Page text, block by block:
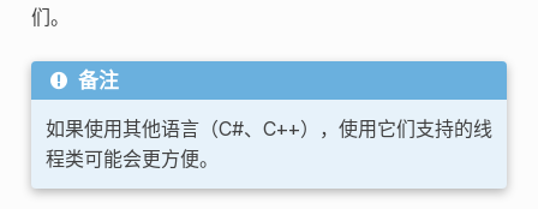
们。
备注
如果使用其他语言（C#、C++），使用它们支持的线
程类可能会更方便。